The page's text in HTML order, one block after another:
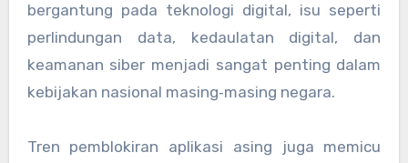
bergantung pada teknologi digital, isu seperti
perlindungan data, kedaulatan digital, dan
keamanan siber menjadi sangat penting dalam
kebijakan nasional masing‑masing negara.
Tren pemblokiran aplikasi asing juga memicu